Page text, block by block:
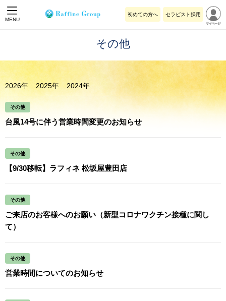
MENU
初めての方へ セラピスト採用
その他
2026年 2025年 2024年
その他
台風14号に伴う営業時間変更のお知らせ
その他
【9/30移転】ラフィネ 松坂屋豊田店
その他
ご来店のお客様へのお願い（新型コロナワクチン接種に関し
て）
その他
営業時間についてのお知らせ